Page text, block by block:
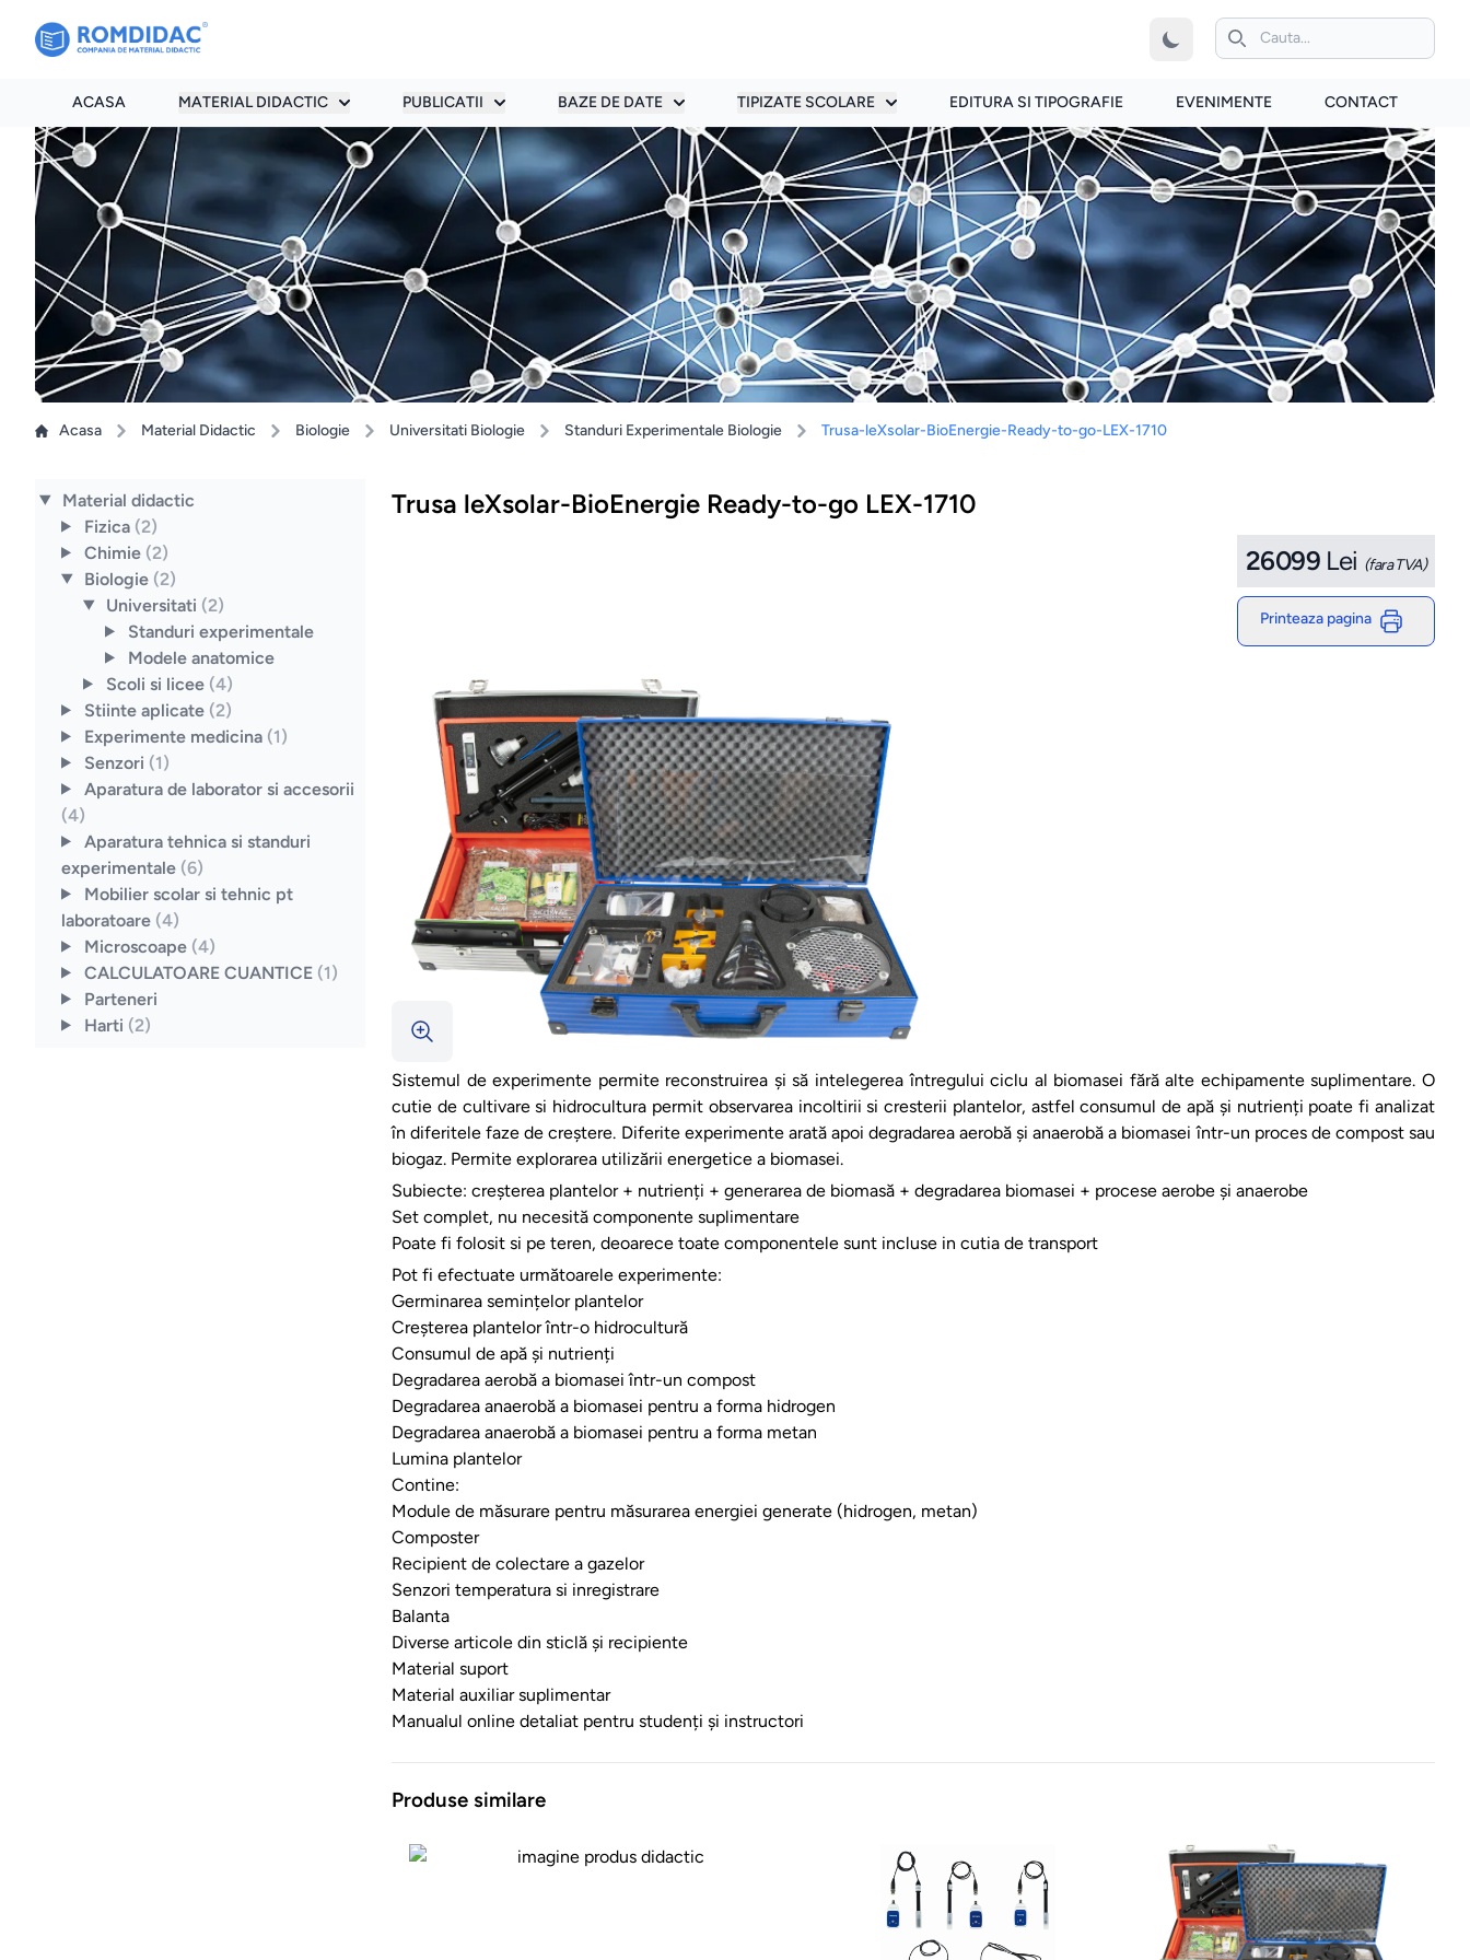
iconita de cautare
ACASA MATERIAL DIDACTIC PUBLICATII BAZE DE DATE TIPIZATE SCOLARE EDITURA SI TIPOGRAFIE EVENIMENTE CONTACT
Acasa Material Didactic Biologie Universitati Biologie Standuri Experimentale Biologie Trusa-leXsolar-BioEnergie-Ready-to-go-LEX-1710
Material didactic
Fizica (2)
Chimie (2)
Biologie (2)
Universitati (2)
Standuri experimentale
Modele anatomice
Scoli si licee (4)
Stiinte aplicate (2)
Experimente medicina (1)
Senzori (1)
Aparatura de laborator si accesorii
(4)
Aparatura tehnica si standuri
experimentale (6)
Mobilier scolar si tehnic pt
laboratoare (4)
Microscoape (4)
CALCULATOARE CUANTICE (1)
Parteneri
Harti (2)
Trusa leXsolar-BioEnergie Ready-to-go LEX-1710
26099 Lei (fara TVA)
Printeaza pagina
Sistemul de experimente permite reconstruirea și să intelegerea întregului ciclu al biomasei fără alte echipamente suplimentare. O
cutie de cultivare si hidrocultura permit observarea incoltirii si cresterii plantelor, astfel consumul de apă și nutrienți poate fi analizat
în diferitele faze de creștere. Diferite experimente arată apoi degradarea aerobă și anaerobă a biomasei într-un proces de compost sau
biogaz. Permite explorarea utilizării energetice a biomasei.
Subiecte: creșterea plantelor + nutrienți + generarea de biomasă + degradarea biomasei + procese aerobe și anaerobe
Set complet, nu necesită componente suplimentare
Poate fi folosit si pe teren, deoarece toate componentele sunt incluse in cutia de transport
Pot fi efectuate următoarele experimente:
Germinarea semințelor plantelor
Creșterea plantelor într-o hidrocultură
Consumul de apă și nutrienți
Degradarea aerobă a biomasei într-un compost
Degradarea anaerobă a biomasei pentru a forma hidrogen
Degradarea anaerobă a biomasei pentru a forma metan
Lumina plantelor
Contine:
Module de măsurare pentru măsurarea energiei generate (hidrogen, metan)
Composter
Recipient de colectare a gazelor
Senzori temperatura si inregistrare
Balanta
Diverse articole din sticlă și recipiente
Material suport
Material auxiliar suplimentar
Manualul online detaliat pentru studenți și instructori
Produse similare